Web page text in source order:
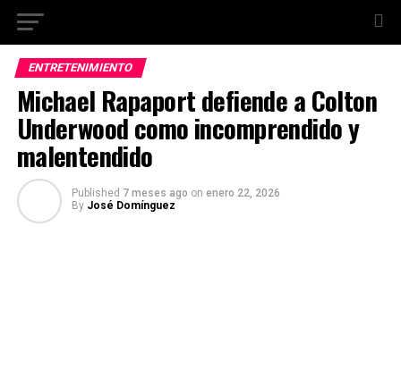
ENTRETENIMIENTO
Michael Rapaport defiende a Colton
Underwood como incomprendido y
malentendido
Published 7 meses ago on enero 22, 2026
By José Domínguez